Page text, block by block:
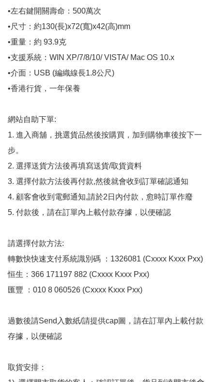
•左右鍵開關壽命：500萬次
•尺寸：約130(長)x72(寬)x42(高)mm
•重量：約 93.9克
•支援系統：WIN XP/7/8/10/ VISTA/ Mac OS 10.x
•介面：USB (編織線長1.8公尺)
•香港行貨，一年保養
網站自助下單:
1. 進入商舖，挑選貨品然後按購買，加到購物車後按下一
步。
2. 選擇送貨方法後再填寫送貨/取貨資料
3. 選擇付款方法後再付款,然後就會收到訂單確認通知
4. 顧客會收到電郵通知,請於2日內付款，愈時訂單作廢
5. 付款後，請在訂單內上載付款存據，以便確認
請選擇付款方法:
轉數快快速支付系統識別碼 ：1326081 (Cxxxx Kxxx Pxx)
恒生：366 171197 882 (Cxxxx Kxxx Pxx)
匯豐 ：010 8 060526 (Cxxxx Kxxx Pxx)
過數後請Send入數紙/請提供cap圖，請在訂單內上載付款
存據，以便確認
取貨安排：